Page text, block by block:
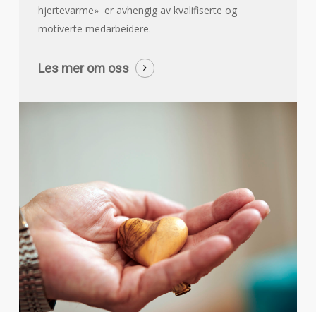
hjertevarme» er avhengig av kvalifiserte og
motiverte medarbeidere.
Les mer om oss